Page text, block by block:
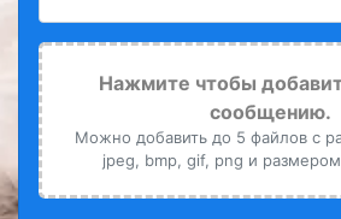
Нажмите чтобы
сообщению.
Можно добавить до 5 файлов с
jpeg, bmp, gif, png и